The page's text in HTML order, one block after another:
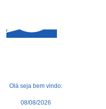
Olá seja bem vindo:
08/08/2026